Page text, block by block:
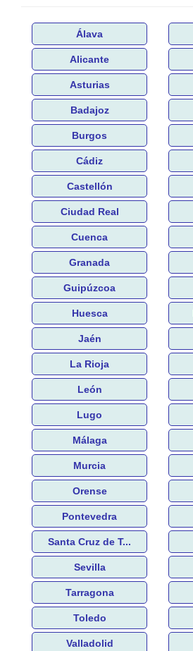
Álava
Alicante
Asturias
Badajoz
Burgos
Cádiz
Castellón
Ciudad Real
Cuenca
Granada
Guipúzcoa
Huesca
Jaén
La Rioja
León
Lugo
Málaga
Murcia
Orense
Pontevedra
Santa Cruz de T...
Sevilla
Tarragona
Toledo
Valladolid